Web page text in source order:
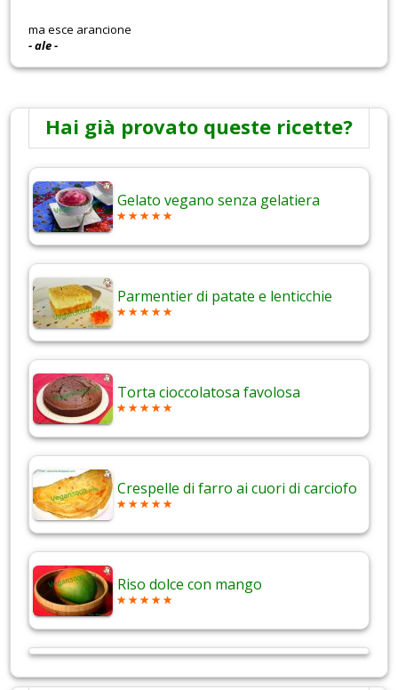
ma esce arancione
- ale -
Hai già provato queste ricette?
Gelato vegano senza gelatiera
Parmentier di patate e lenticchie
Torta cioccolatosa favolosa
Crespelle di farro ai cuori di carciofo
Riso dolce con mango